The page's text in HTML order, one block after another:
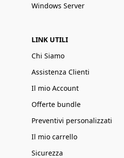
Windows Server
LINK UTILI
Chi Siamo
Assistenza Clienti
Il mio Account
Offerte bundle
Preventivi personalizzati
Il mio carrello
Sicurezza